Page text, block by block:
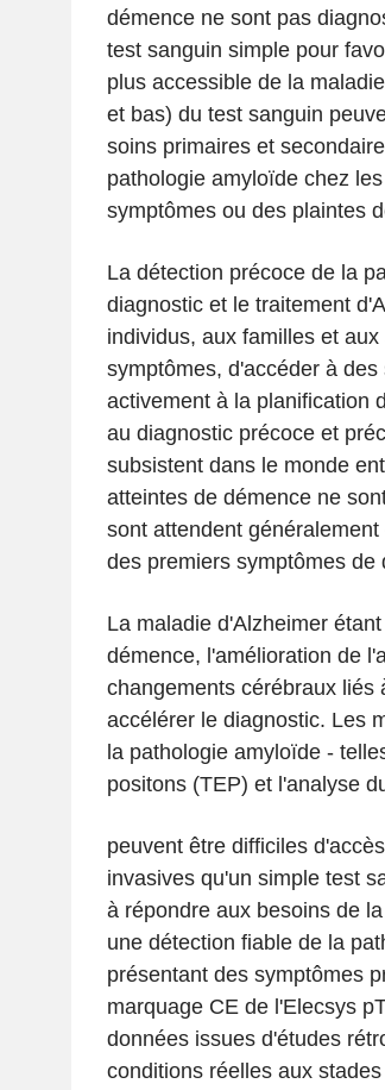
démence ne sont pas
test sanguin simple pour
plus accessible de la
et bas) du test sanguin
soins primaires et
pathologie amyloïde chez
symptômes ou des plaintes
La détection précoce de la
diagnostic et le traitement
individus, aux familles et
symptômes, d'accéder à
activement à la planification
au diagnostic précoce et
subsistent dans le monde
atteintes de démence ne
sont attendent
des premiers symptômes de
La maladie d'Alzheimer
démence, l'amélioration de
changements cérébraux liés
accélérer le diagnostic. Les
la pathologie amyloïde -
positons (TEP) et l'analyse
peuvent être difficiles
invasives qu'un simple test
à répondre aux besoins de
une détection fiable de la
présentant des symptômes
marquage CE de l'Elecsys
données issues d'études
conditions réelles aux